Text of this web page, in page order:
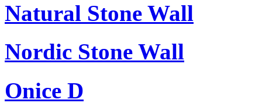
Natural Stone Wall
Nordic Stone Wall
Onice D